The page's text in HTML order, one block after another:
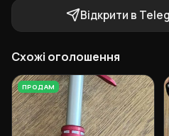
Відкрити в
Схожі оголошення
ПРОДАМ